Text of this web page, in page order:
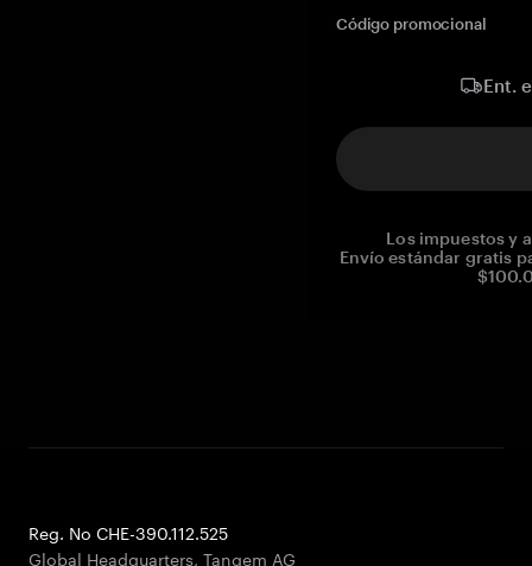
Código promocional
Ent.
Los impuestos y
Envío estándar gratis
Reg. No CHE-390.112.525
Global Headquarters, Tangem AG